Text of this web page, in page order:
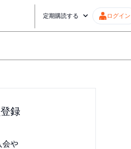
定期購読する ログイン
録
会や